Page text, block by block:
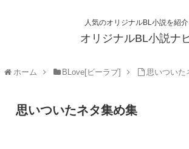
人気のオリジナルBL小説を紹介
オリジナルBL小説ナ
ホーム BLove[ビーラブ] 思いついた
思いついたネタ集め集